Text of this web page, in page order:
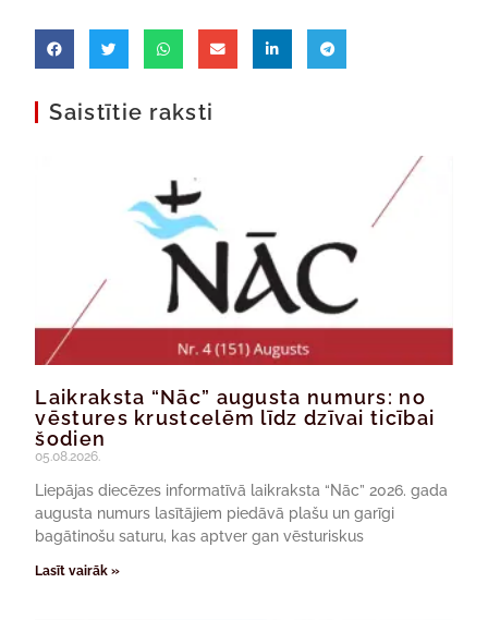
Saistītie raksti
Laikraksta “Nāc” augusta numurs: no
vēstures krustcelēm līdz dzīvai ticībai
šodien
05.08.2026.
Liepājas diecēzes informatīvā laikraksta “Nāc” 2026. gada
augusta numurs lasītājiem piedāvā plašu un garīgi
bagātinošu saturu, kas aptver gan vēsturiskus
Lasīt vairāk »